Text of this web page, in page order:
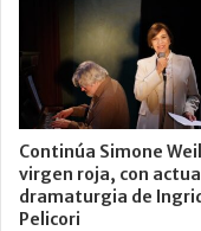
Continúa Simone
virgen roja, con
dramaturgia de Ingrid
Pelicori